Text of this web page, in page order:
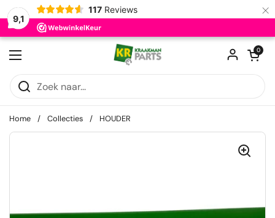
9,1
117 Reviews ×
Ga naar content
Menu openen
0
Home / Collecties / HOUDER